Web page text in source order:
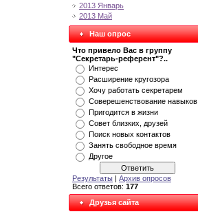
2013 Январь
2013 Май
Наш опрос
Что привело Вас в группу
"Секретарь-референт"?..
Интерес
Расширение кругозора
Хочу работать секретарем
Соверешенствование навыков
Пригодится в жизни
Совет близких, друзей
Поиск новых контактов
Занять свободное время
Другое
Результаты | Архив опросов
Всего ответов: 177
Друзья сайта